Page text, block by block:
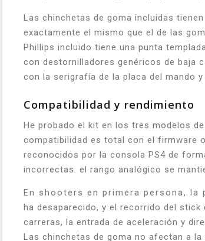
Las chinchetas de goma incluidas
exactamente el mismo que el de las
Phillips incluido tiene una punta
con destornilladores genéricos de baja
con la serigrafía de la placa del mando
Compatibilidad y rendimiento
He probado el kit en los tres modelos
compatibilidad es total con el firmware
reconocidos por la consola PS4 de
incorrectas: el rango analógico se
En shooters en primera persona, la
ha desaparecido, y el recorrido del
carreras, la entrada de aceleración y
Las chinchetas de goma no afectan a